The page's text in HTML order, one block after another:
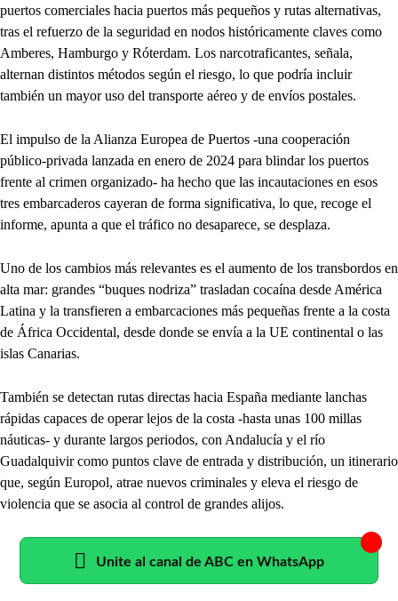
puertos comerciales hacia puertos más pequeños y rutas alternativas,
tras el refuerzo de la seguridad en nodos históricamente claves como
Amberes, Hamburgo y Róterdam. Los narcotraficantes, señala,
alternan distintos métodos según el riesgo, lo que podría incluir
también un mayor uso del transporte aéreo y de envíos postales.
El impulso de la Alianza Europea de Puertos -una cooperación
público-privada lanzada en enero de 2024 para blindar los puertos
frente al crimen organizado- ha hecho que las incautaciones en esos
tres embarcaderos cayeran de forma significativa, lo que, recoge el
informe, apunta a que el tráfico no desaparece, se desplaza.
Uno de los cambios más relevantes es el aumento de los transbordos en
alta mar: grandes “buques nodriza” trasladan cocaína desde América
Latina y la transfieren a embarcaciones más pequeñas frente a la costa
de África Occidental, desde donde se envía a la UE continental o las
islas Canarias.
También se detectan rutas directas hacia España mediante lanchas
rápidas capaces de operar lejos de la costa -hasta unas 100 millas
náuticas- y durante largos periodos, con Andalucía y el río
Guadalquivir como puntos clave de entrada y distribución, un itinerario
que, según Europol, atrae nuevos criminales y eleva el riesgo de
violencia que se asocia al control de grandes alijos.
Unite al canal de ABC en WhatsApp